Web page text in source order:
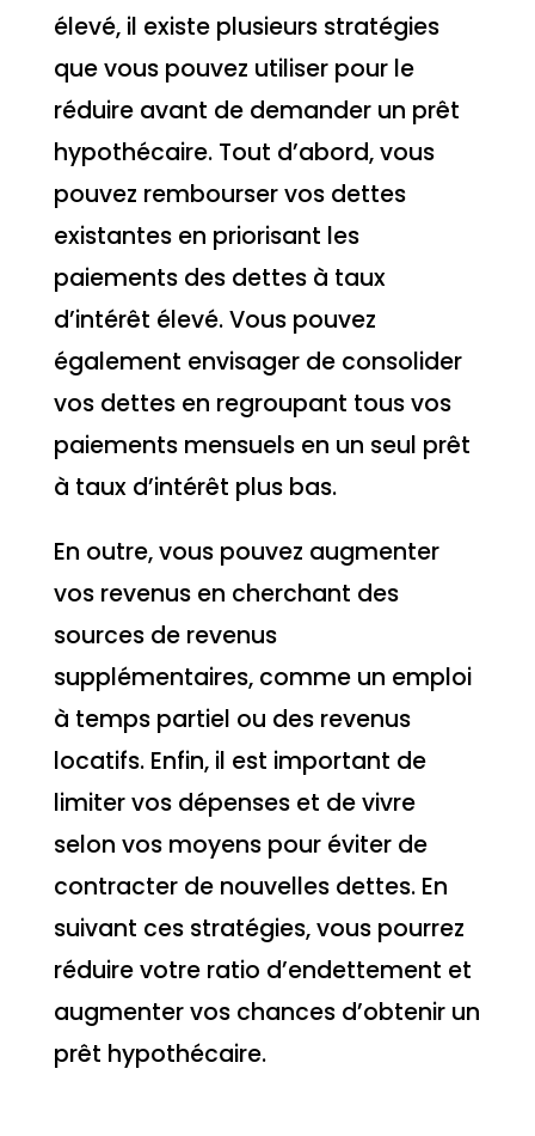
élevé, il existe plusieurs stratégies
que vous pouvez utiliser pour le
réduire avant de demander un prêt
hypothécaire. Tout d’abord, vous
pouvez rembourser vos dettes
existantes en priorisant les
paiements des dettes à taux
d’intérêt élevé. Vous pouvez
également envisager de consolider
vos dettes en regroupant tous vos
paiements mensuels en un seul prêt
à taux d’intérêt plus bas.
En outre, vous pouvez augmenter
vos revenus en cherchant des
sources de revenus
supplémentaires, comme un emploi
à temps partiel ou des revenus
locatifs. Enfin, il est important de
limiter vos dépenses et de vivre
selon vos moyens pour éviter de
contracter de nouvelles dettes. En
suivant ces stratégies, vous pourrez
réduire votre ratio d’endettement et
augmenter vos chances d’obtenir un
prêt hypothécaire.